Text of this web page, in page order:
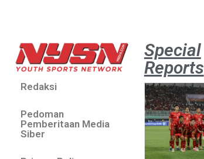
Redaksi
Pedoman
Pemberitaan Media
Siber
Special
Reports